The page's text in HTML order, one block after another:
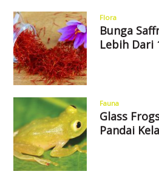
Flora
Bunga
Lebih Dari
Fauna
Glass
Pandai